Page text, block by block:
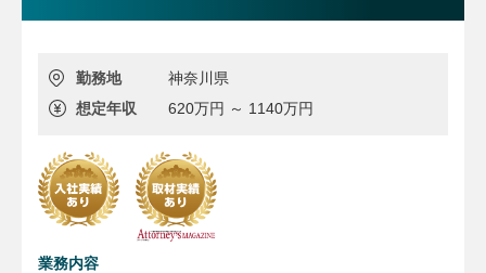
勤務地
神奈川県
想定年収
620万円 ～ 1140万円
業務内容